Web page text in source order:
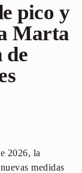
pico y
Marta
de
2026, la
medidas